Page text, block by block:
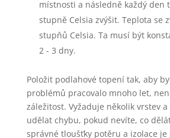
místnosti a následně každý den
stupně Celsia zvýšit. Teplota se
stupňů Celsia. Ta musí být
2 - 3 dny.
Položit podlahové topení tak, aby
problémů pracovalo mnoho let,
záležitost. Vyžaduje několik vrstev
udělat chybu, pokud nevíte, co
správné tloušťky potěru a izolace je